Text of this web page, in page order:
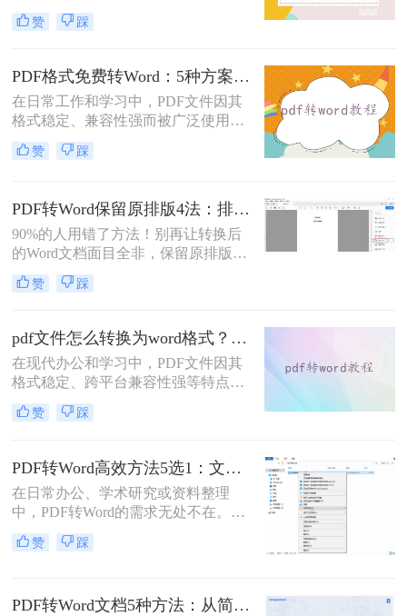
识别）技术提取文字并转换为可编辑
的Word格式。那么扫描pdf怎么转换
5种主流方案，助您高效完成转换。
赞 踩
PDF格式免费转Word：5种方案的速度、精度、文件限制对比！
在日常工作和学习中，PDF文件因其
格式稳定、兼容性强而被广泛使用。
然而，当需要对PDF内容进行编辑
时，很多人会遇到困难。此时，将
换成word"这一常见需求，本文将为
您详细介绍五种安全、高效且完全免
费的转换方法，帮助您轻松实现格式
转换。
赞 踩
PDF转Word保留原排版4法：排版优先模式、OCR选项和格式修复全流程！
90%的人用错了方法！别再让转换后
的Word文档面目全非，保留原排版的
秘密就在这里。“这表格怎么全乱
了？”、“字体全变了，我还得一个个
PDF转为Word文档时，最崩溃的瞬
间。一份精心排版的PDF报告，转换
后却变成需要“二次加工”的混乱文
档，不仅浪费时间，更可能引发关键
信息错漏的风险。那么pdf转word怎么
保留原排版呢？
赞 踩
pdf文件怎么转换为word格式？这3种转换方法可以尝试下！
在现代办公和学习中，PDF文件因其
格式稳定、跨平台兼容性强等特点而
被广泛使用。然而，当需要编辑PDF
文件中的内容时，将其转换为Word格
换为word格式呢？本文将介绍三种简
单实用的方法，帮助您轻松将PDF文
件转换为Word格式。
赞 踩
PDF转Word高效方法5选1：文件大小和类型决定用哪个！
在日常办公、学术研究或资料整理
中，PDF转Word的需求无处不在。那
么pdf怎么转换成word呢？本文将系统
解析5种主流方法，涵盖不同场景，
赞 踩
PDF转Word文档5种方法：从简单复制到专业软件的适用范围！